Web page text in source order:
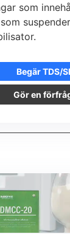
som
Begär TDS/
Gör en